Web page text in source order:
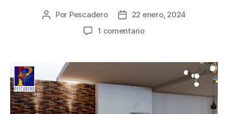
Por Pescadero
22 enero, 2024
1 comentario